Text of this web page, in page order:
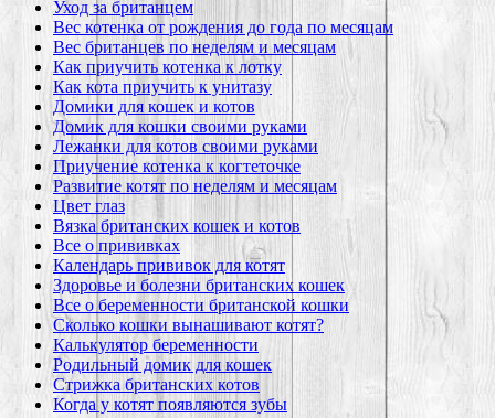
Уход за британцем
Вес котенка от рождения до года по месяцам
Вес британцев по неделям и месяцам
Как приучить котенка к лотку
Как кота приучить к унитазу
Домики для кошек и котов
Домик для кошки своими руками
Лежанки для котов своими руками
Приучение котенка к когтеточке
Развитие котят по неделям и месяцам
Цвет глаз
Вязка британских кошек и котов
Все о прививках
Календарь прививок для котят
Здоровье и болезни британских кошек
Все о беременности британской кошки
Сколько кошки вынашивают котят?
Калькулятор беременности
Родильный домик для кошек
Стрижка британских котов
Когда у котят появляются зубы